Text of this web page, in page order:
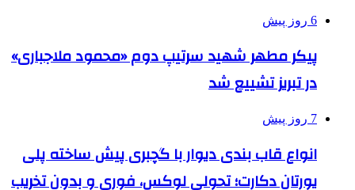
6 روز پیش
پیکر مطهر شهید سرتیپ دوم «محمود ملاجباری»
در تبریز تشییع شد
7 روز پیش
انواع قاب بندی دیوار با گچبری پیش ساخته پلی
یورتان دکارت؛ تحولی لوکس، فوری و بدون تخریب